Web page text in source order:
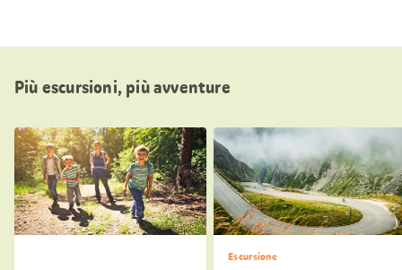
Più escursioni, più avventure
Escursione